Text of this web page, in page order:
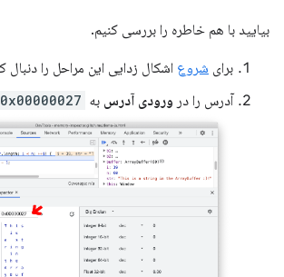
بیایید با هم خاطره را بررسی کنیم.
برای شروع اشکال زدایی این مراحل را دنبال
آدرس را در ورودی آدرس به 0x00000027